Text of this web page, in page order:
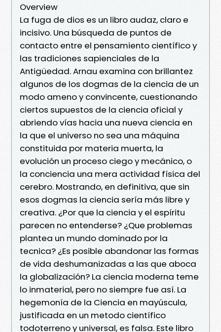
Overview
La fuga de dios es un libro audaz, claro e
incisivo. Una búsqueda de puntos de
contacto entre el pensamiento científico y
las tradiciones sapienciales de la
Antigüedad. Arnau examina con brillantez
algunos de los dogmas de la ciencia de un
modo ameno y convincente, cuestionando
ciertos supuestos de la ciencia oficial y
abriendo vías hacia una nueva ciencia en
la que el universo no sea una máquina
constituida por materia muerta, la
evolución un proceso ciego y mecánico, o
la conciencia una mera actividad física del
cerebro. Mostrando, en definitiva, que sin
esos dogmas la ciencia sería más libre y
creativa. ¿Por que la ciencia y el espíritu
parecen no entenderse? ¿Que problemas
plantea un mundo dominado por la
tecnica? ¿Es posible abandonar las formas
de vida deshumanizadas a las que aboca
la globalización? La ciencia moderna teme
lo inmaterial, pero no siempre fue así. La
hegemonía de la Ciencia en mayúscula,
justificada en un metodo científico
todoterreno y universal, es falsa. Este libro